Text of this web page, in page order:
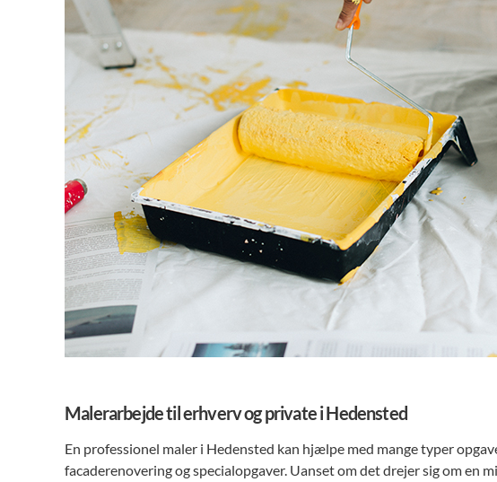
Malerarbejde til erhverv og private i Hedensted
En professionel maler i Hedensted kan hjælpe med mange typer
facaderenovering og specialopgaver. Uanset om det drejer sig om en